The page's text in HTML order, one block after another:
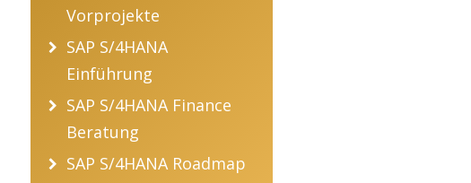
Vorprojekte
SAP S/4HANA
Einführung
SAP S/4HANA Finance
Beratung
SAP S/4HANA Roadmap